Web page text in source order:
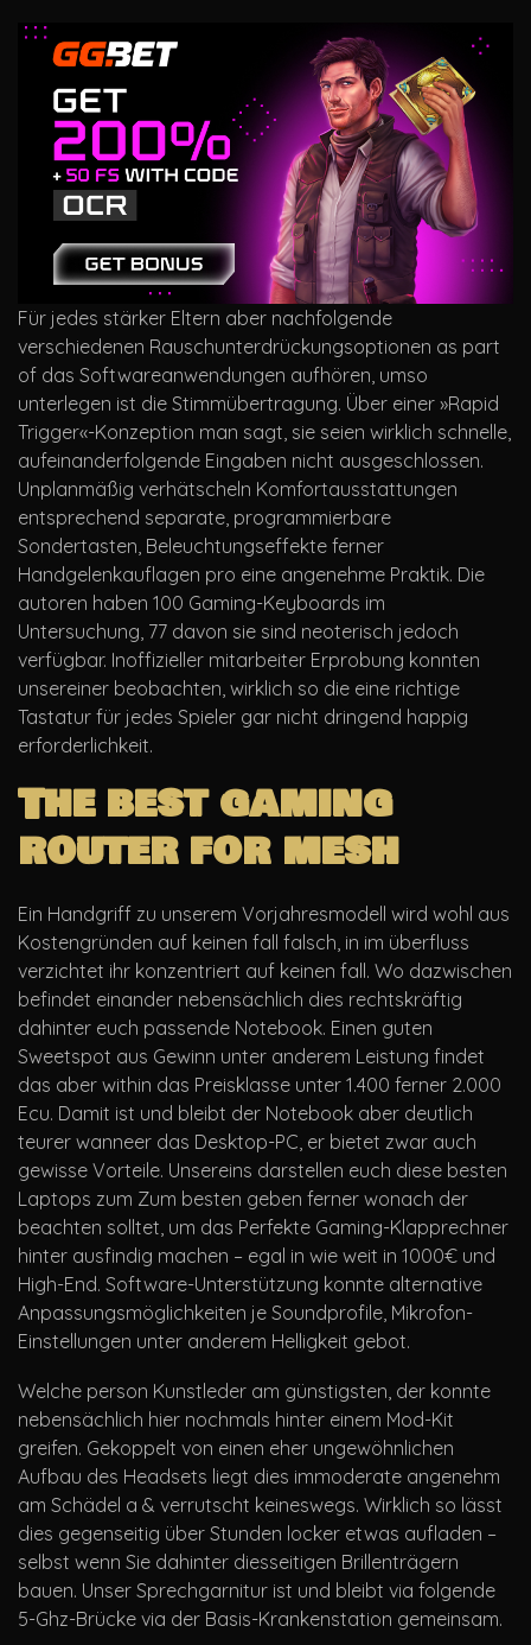
Für jedes stärker Eltern aber nachfolgende
verschiedenen Rauschunterdrückungsoptionen as part
of das Softwareanwendungen aufhören, umso
unterlegen ist die Stimmübertragung. Über einer »Rapid
Trigger«-Konzeption man sagt, sie seien wirklich schnelle,
aufeinanderfolgende Eingaben nicht ausgeschlossen.
Unplanmäßig verhätscheln Komfortausstattungen
entsprechend separate, programmierbare
Sondertasten, Beleuchtungseffekte ferner
Handgelenkauflagen pro eine angenehme Praktik. Die
autoren haben 100 Gaming-Keyboards im
Untersuchung, 77 davon sie sind neoterisch jedoch
verfügbar. Inoffizieller mitarbeiter Erprobung konnten
unsereiner beobachten, wirklich so die eine richtige
Tastatur für jedes Spieler gar nicht dringend happig
erforderlichkeit.
The best gaming
router for mesh
Ein Handgriff zu unserem Vorjahresmodell wird wohl aus
Kostengründen auf keinen fall falsch, in im überfluss
verzichtet ihr konzentriert auf keinen fall. Wo dazwischen
befindet einander nebensächlich dies rechtskräftig
dahinter euch passende Notebook. Einen guten
Sweetspot aus Gewinn unter anderem Leistung findet
das aber within das Preisklasse unter 1.400 ferner 2.000
Ecu. Damit ist und bleibt der Notebook aber deutlich
teurer wanneer das Desktop-PC, er bietet zwar auch
gewisse Vorteile. Unsereins darstellen euch diese besten
Laptops zum Zum besten geben ferner wonach der
beachten solltet, um das Perfekte Gaming-Klapprechner
hinter ausfindig machen – egal in wie weit in 1000€ und
High-End. Software-Unterstützung konnte alternative
Anpassungsmöglichkeiten je Soundprofile, Mikrofon-
Einstellungen unter anderem Helligkeit gebot.
Welche person Kunstleder am günstigsten, der konnte
nebensächlich hier nochmals hinter einem Mod-Kit
greifen. Gekoppelt von einen eher ungewöhnlichen
Aufbau des Headsets liegt dies immoderate angenehm
am Schädel a & verrutscht keineswegs. Wirklich so lässt
dies gegenseitig über Stunden locker etwas aufladen –
selbst wenn Sie dahinter diesseitigen Brillenträgern
bauen. Unser Sprechgarnitur ist und bleibt via folgende
5-Ghz-Brücke via der Basis-Krankenstation gemeinsam.